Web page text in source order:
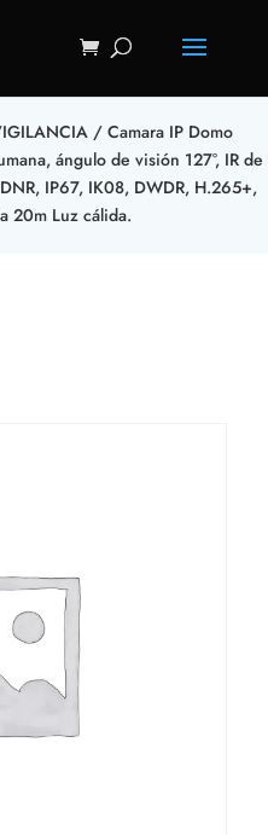
/ Camara IP Domo
ángulo de visión 127°, IR de
IP67, IK08, DWDR, H.265+,
20m Luz cálida.